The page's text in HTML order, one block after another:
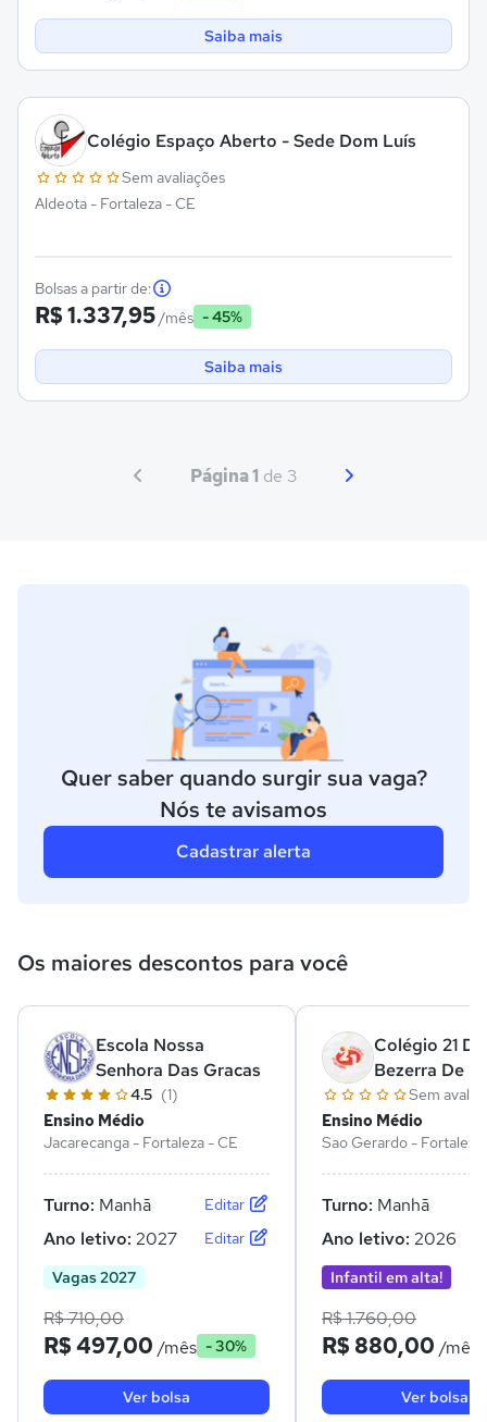
Saiba mais
Colégio Espaço Aberto - Sede Dom Luís
Sem avaliações
Aldeota - Fortaleza - CE
Bolsas a partir de:
R$ 1.337,95/mês - 45%
Saiba mais
Página 1 de 3
Quer saber quando surgir sua vaga?
Nós te avisamos
Cadastrar alerta
Os maiores descontos para você
Escola Nossa
Senhora Das Gracas
4.5 (1)
Ensino Médio
Jacarecanga - Fortaleza - CE
Turno: Manhã Editar
Ano letivo: 2027
Editar
Vagas 2027
R$ 710,00
R$ 497,00 /mês - 30%
Ver bolsa
Colégio 21
Bezerra De
Sem
Ensino Médio
Sao Gerardo - Fortaleza
Turno: Manhã
Ano letivo: 2026
Infantil em alta!
R$ 1.760,00
R$ 880,00 /mês
Ver bolsa